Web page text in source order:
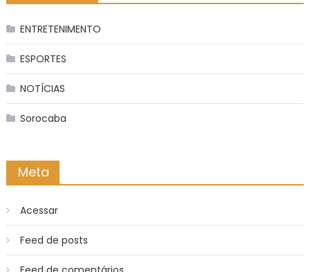
ENTRETENIMENTO
ESPORTES
NOTÍCIAS
Sorocaba
Meta
Acessar
Feed de posts